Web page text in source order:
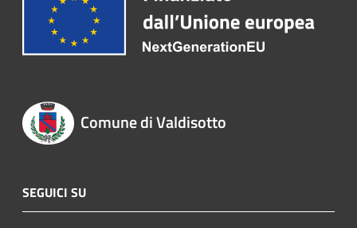
Comune di Valdisotto
SEGUICI SU